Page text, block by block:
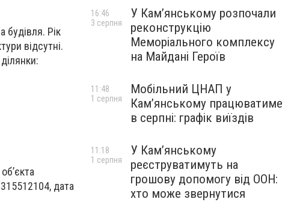
будівля. Рік
відсутні.
дата
У Кам’янському розпочали
реконструкцію
Меморіального комплексу
на Майдані Героїв
16:46
3 серпня
Мобільний ЦНАП у
Кам’янському працюватиме
в серпні: графік виїздів
11:48
1 серпня
У Кам’янському
реєструватимуть на
грошову допомогу від ООН:
хто може звернутися
11:18
1 серпня